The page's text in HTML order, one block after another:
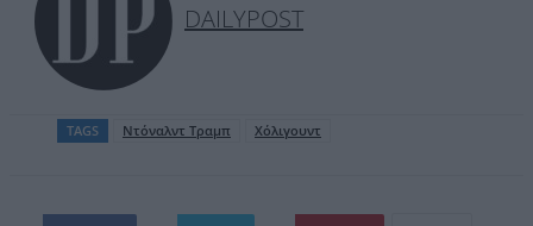
DAILYPOST
TAGS Ντόναλντ Τραμπ Χόλιγουντ